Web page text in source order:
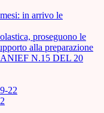
in arrivo le
proseguono le
alla preparazione
N.15 DEL 20
22